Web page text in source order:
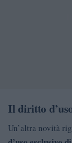
Il diritto
Un’altra novità